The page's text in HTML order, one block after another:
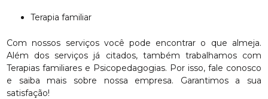
Terapia familiar
Com nossos serviços você pode encontrar o que almeja.
Além dos serviços já citados, também trabalhamos com
Terapias familiares e Psicopedagogias. Por isso, fale conosco
e saiba mais sobre nossa empresa. Garantimos a sua
satisfação!